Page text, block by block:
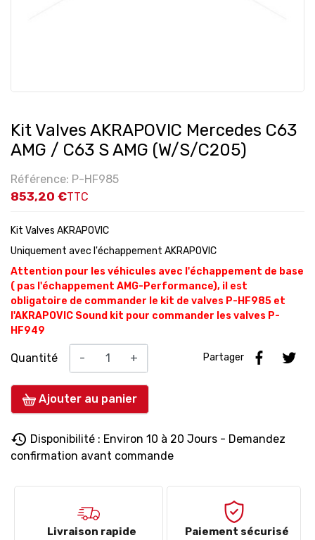
Kit Valves AKRAPOVIC Mercedes C63
AMG / C63 S AMG (W/S/C205)
Référence: P-HF985
853,20 €TTC
Kit Valves AKRAPOVIC
Uniquement avec l'échappement AKRAPOVIC
Attention pour les véhicules avec l'échappement de base
( pas l'échappement AMG-Performance), il est
obligatoire de commander le kit de valves P-HF985 et
l'AKRAPOVIC Sound kit pour commander les valves P-
HF949
Quantité - +
Ajouter au panier
Partager
history Disponibilité : Environ 10 à 20 Jours - Demandez
confirmation avant commande
Livraison rapide Paiement sécurisé